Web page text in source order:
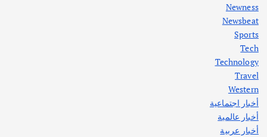
أهم الأخبار
اختتام ورشة السينوغرافيا في مدينة كلباء الاماراتية
أغسطس 3, 2026
Newness
Newsbeat
Sports
Tech
Technology
Travel
Western
أخبار اجتماعية
أخبار عالمية
أخبار عربية